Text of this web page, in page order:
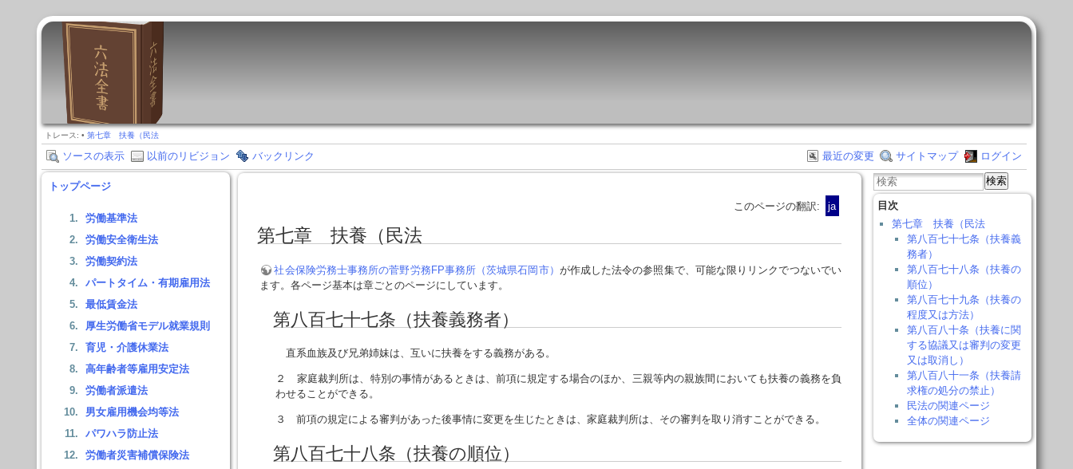
トレース: • 第七章 扶養（民法
ソースの表示 以前のリビジョン バックリンク 最近の変更 サイトマップ ログイン
トップページ
労働基準法
労働安全衛生法
労働契約法
パートタイム・有期雇用法
最低賃金法
厚生労働省モデル就業規則
育児・介護休業法
高年齢者等雇用安定法
労働者派遣法
男女雇用機会均等法
パワハラ防止法
労働者災害補償保険法
このページの翻訳: ja
第七章 扶養（民法
社会保険労務士事務所の菅野労務FP事務所（茨城県石岡市） が作成した法令の参照集で、可能な限りリンクでつないでい
ます。各ページ基本は章ごとのページにしています。
第八百七十七条（扶養義務者）
直系血族及び兄弟姉妹は、互いに扶養をする義務がある。
２ 家庭裁判所は、特別の事情があるときは、前項に規定する場合のほか、三親等内の親族間においても扶養の義務を負
わせることができる。
３ 前項の規定による審判があった後事情に変更を生じたときは、家庭裁判所は、その審判を取り消すことができる。
第八百七十八条（扶養の順位）
検索
目次
第七章 扶養（民法
第八百七十七条（扶養義
務者）
第八百七十八条（扶養の
順位）
第八百七十九条（扶養の
程度又は方法）
第八百八十条（扶養に関
する協議又は審判の変更
又は取消し）
第八百八十一条（扶養請
求権の処分の禁止）
民法の関連ページ
全体の関連ページ